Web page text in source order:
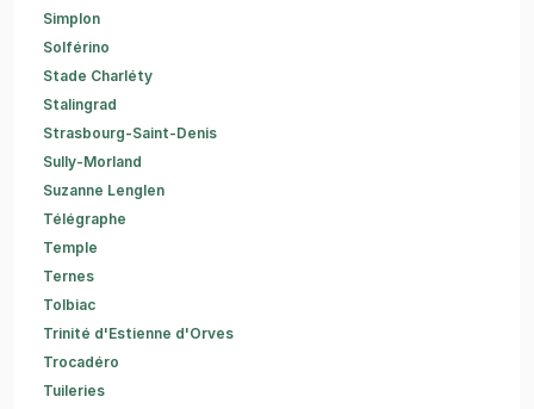
Simplon
Solférino
Stade Charléty
Stalingrad
Strasbourg-Saint-Denis
Sully-Morland
Suzanne Lenglen
Télégraphe
Temple
Ternes
Tolbiac
Trinité d'Estienne d'Orves
Trocadéro
Tuileries